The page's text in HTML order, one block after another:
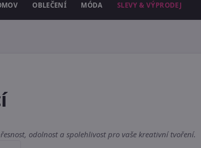
OBLEČENÍ MÓDA SLEVY & VÝPRODEJ
odolnost a spolehlivost pro vaše kreativní tvoření.